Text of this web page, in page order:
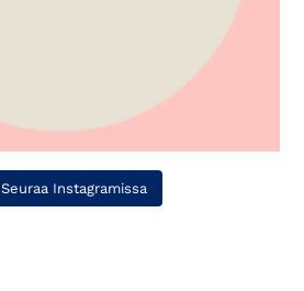
Seuraa Instagramissa